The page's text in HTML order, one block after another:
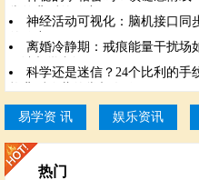
掌纹背后的秘密
神经活动可视化：脑机接口同
的秘密？
离婚冷静期：戒痕能量干扰场
解读相学印证
科学还是迷信？24个比利的手
格背后隐藏的掌相奥秘
易学资 讯 娱乐资讯
热门